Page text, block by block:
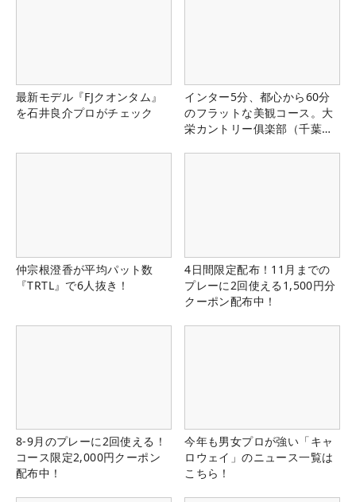
最新モデル『FJクオンタム』
を石井良介プロがチェック
インター5分、都心から60分
のフラットな美観コース。大
栄カントリー俱楽部（千葉
仲宗根澄香が平均パット数
『TRTL』で6人抜き！
4日間限定配布！11月までの
プレーに2回使える1,500円分
クーポン配布中！
8-9月のプレーに2回使える！
コース限定2,000円クーポン
配布中！
今年も男女プロが強い「キャ
ロウェイ」のニュース一覧は
こちら！